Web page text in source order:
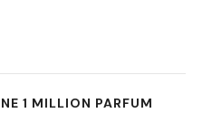
1 MILLION PARFUM